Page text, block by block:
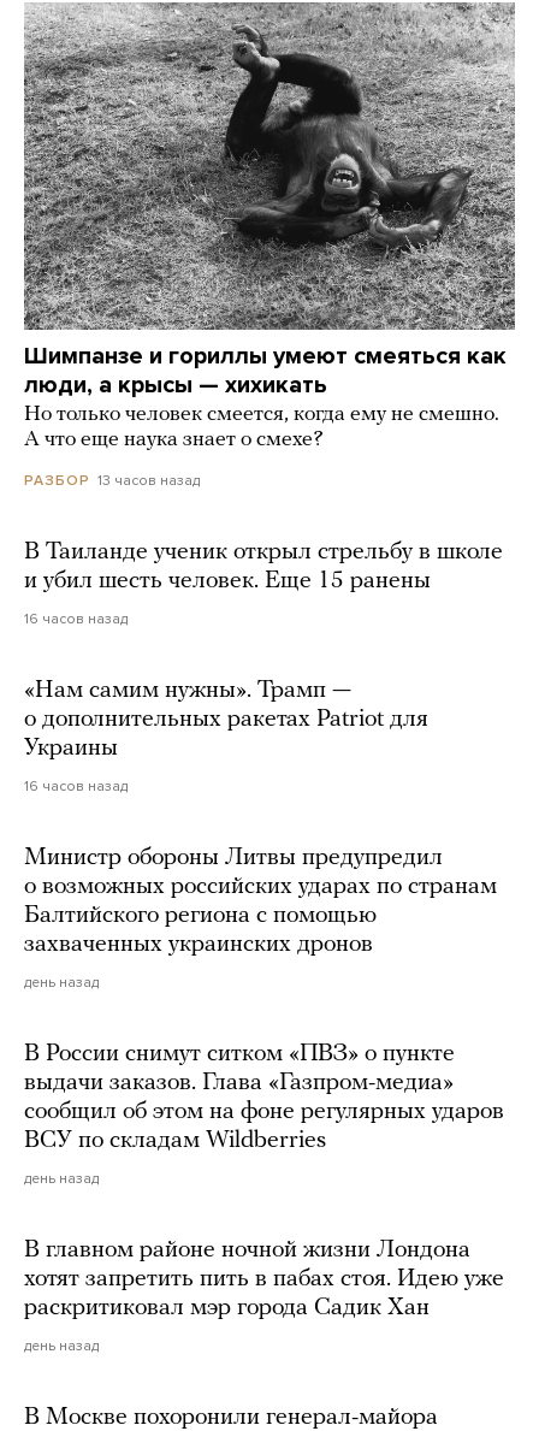
Шимпанзе и гориллы умеют смеяться как
люди, а крысы — хихикать
Но только человек смеется, когда ему не смешно.
А что еще наука знает о смехе?
РАЗБОР 13 часов назад
В Таиланде ученик открыл стрельбу в школе
и убил шесть человек. Еще 15 ранены
16 часов назад
«Нам самим нужны». Трамп —
о дополнительных ракетах Patriot для
Украины
16 часов назад
Министр обороны Литвы предупредил
о возможных российских ударах по странам
Балтийского региона с помощью
захваченных украинских дронов
день назад
В России снимут ситком «ПВЗ» о пункте
выдачи заказов. Глава «Газпром-медиа»
сообщил об этом на фоне регулярных ударов
ВСУ по складам Wildberries
день назад
В главном районе ночной жизни Лондона
хотят запретить пить в пабах стоя. Идею уже
раскритиковал мэр города Садик Хан
день назад
В Москве похоронили генерал-майора